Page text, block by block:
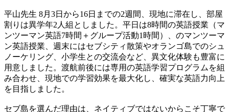
平山先生 8月3日から16日までの2週間、現地に滞在し、部屋
割りは異学年2人組としました。平日は8時間の英語授業（マ
ンツーマン英語7時間＋グループ活動1時間）、のマンツーマ
ン英語授業、週末にはセブシティ散策やオランゴ島でのシュ
ノーケリング、小学生との交流会など、異文化体験も豊富に
用意しました。渡航前後には専用の英語学習プログラムを組
み合わせ、現地での学習効果を最大化し、確実な英語力向上
を目指しました。
セブ島を選んだ理由は、ネイティブではないからこそ丁寧で